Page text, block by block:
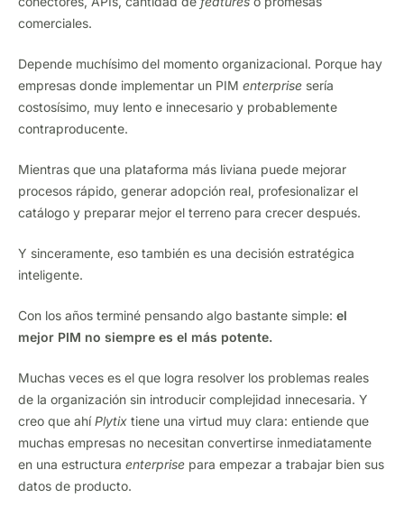
comerciales.
Depende muchísimo del momento organizacional. Porque hay
empresas donde implementar un PIM enterprise sería
costosísimo, muy lento e innecesario y probablemente
contraproducente.
Mientras que una plataforma más liviana puede mejorar
procesos rápido, generar adopción real, profesionalizar el
catálogo y preparar mejor el terreno para crecer después.
Y sinceramente, eso también es una decisión estratégica
inteligente.
Con los años terminé pensando algo bastante simple: el
mejor PIM no siempre es el más potente.
Muchas veces es el que logra resolver los problemas reales
de la organización sin introducir complejidad innecesaria. Y
creo que ahíPlytix tiene una virtud muy clara: entiende que
muchas empresas no necesitan convertirse inmediatamente
en una estructura enterprise para empezar a trabajar bien sus
datos de producto.